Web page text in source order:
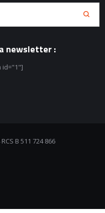
newsletter :
id="1"]
B 511 724 866